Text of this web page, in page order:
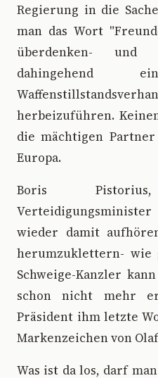
Regierung in die
man das Wort
überdenken-
dahingehend
herbeizuführen.
die mächtigen
Europa.
Boris
wieder damit
herumzuklettern- wie
Schweige-Kanzler
schon nicht mehr
Präsident ihm letzte
Markenzeichen von
Was ist da los, darf